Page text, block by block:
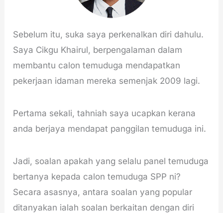
Sebelum itu, suka saya perkenalkan diri dahulu.
Saya Cikgu Khairul, berpengalaman dalam
membantu calon temuduga mendapatkan
pekerjaan idaman mereka semenjak 2009 lagi.
Pertama sekali, tahniah saya ucapkan kerana
anda berjaya mendapat panggilan temuduga ini.
Jadi, soalan apakah yang selalu panel temuduga
bertanya kepada calon temuduga SPP ni?
Secara asasnya, antara soalan yang popular
ditanyakan ialah soalan berkaitan dengan diri